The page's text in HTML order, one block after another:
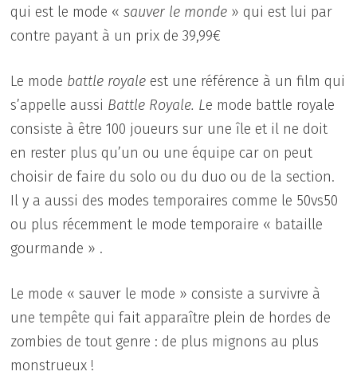
qui est le mode «sauver le monde » qui est lui par
contre payant à un prix de 39,99€
Le mode battle royale est une référence à un film qui
s’appelle aussi Battle Royale. Le mode battle royale
consiste à être 100 joueurs sur une île et il ne doit
en rester plus qu’un ou une équipe car on peut
choisir de faire du solo ou du duo ou de la section.
Il y a aussi des modes temporaires comme le 50vs50
ou plus récemment le mode temporaire « bataille
gourmande » .
Le mode « sauver le mode » consiste a survivre à
une tempête qui fait apparaître plein de hordes de
zombies de tout genre : de plus mignons au plus
monstrueux !